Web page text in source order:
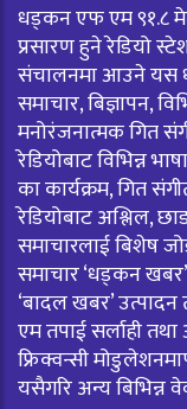
धड्कन एफ एम ९१.८
प्रसारण हुने रेडियो
संचालनमा आउने यस
समाचार, बिज्ञापन,
मनोरंजनात्मक गित
रेडियोबाट विभिन्न
का कार्यक्रम, गित
रेडियोबाट अश्लिल,
समाचारलाई बिशेष
समाचार ‘धड्कन
‘बादल खबर’
एम तपाई सर्लाही
फ्रिक्वन्सी
यसैगरि अन्य बिभिन्न